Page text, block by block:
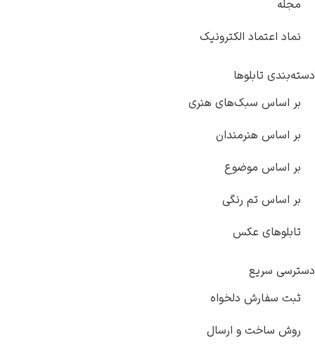
اعتماد الکترونیک
تابلوها
سبک‌های هنری
هنرمندان
موضوع
تم رنگی
عکس
سریع
دلخواه
ساخت و ارسال